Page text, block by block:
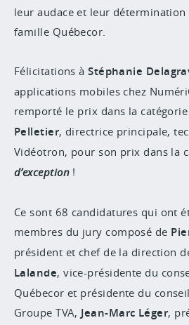
leur audace et leur détermination
famille Québecor.
Félicitations àStéphanie
applications mobiles chez
remporté le prix dans la catégorie
Pelletier, directrice principale,
Vidéotron, pour son prix dans la
d’exception !
Ce sont 68 candidatures qui ont
membres du jury composé de
président et chef de la direction
Lalande, vice-présidente du
Québecor et présidente du
Groupe TVA, Jean-Marc Léger,